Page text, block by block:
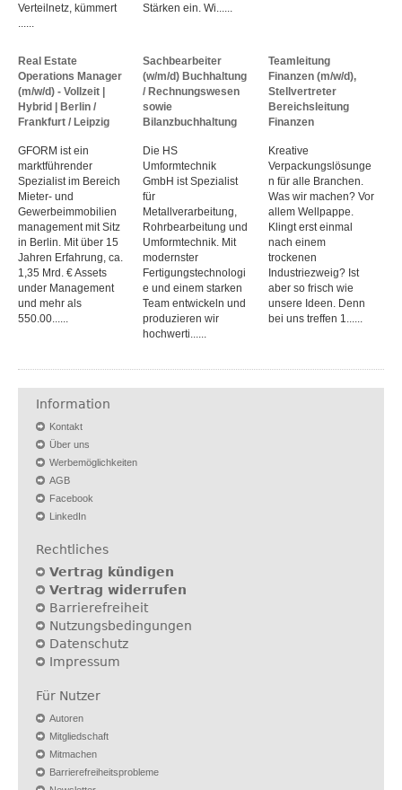
Verteilnetz, kümmert
Stärken ein. Wi......
Real Estate
Operations Manager
(m/w/d) - Vollzeit |
Hybrid | Berlin /
Frankfurt / Leipzig
GFORM ist ein
marktführender
Spezialist im Bereich
Mieter- und
Gewerbeimmobilien
management mit Sitz
in Berlin. Mit über 15
Jahren Erfahrung, ca.
1,35 Mrd. € Assets
under Management
und mehr als
550.00......
Sachbearbeiter
(w/m/d) Buchhaltung
/ Rechnungswesen
sowie
Bilanzbuchhaltung
Die HS
Umformtechnik
GmbH ist Spezialist
für
Metallverarbeitung,
Rohrbearbeitung und
Umformtechnik. Mit
modernster
Fertigungstechnologi
e und einem starken
Team entwickeln und
produzieren wir
hochwerti......
Teamleitung
Finanzen (m/w/d),
Stellvertreter
Bereichsleitung
Finanzen
Kreative
Verpackungslösunge
n für alle Branchen.
Was wir machen? Vor
allem Wellpappe.
Klingt erst einmal
nach einem
trockenen
Industriezweig? Ist
aber so frisch wie
unsere Ideen. Denn
bei uns treffen 1......
Information
Kontakt
Über uns
Werbemöglichkeiten
AGB
Facebook
LinkedIn
Rechtliches
Vertrag kündigen
Vertrag widerrufen
Barrierefreiheit
Nutzungsbedingungen
Datenschutz
Impressum
Für Nutzer
Autoren
Mitgliedschaft
Mitmachen
Barrierefreiheitsprobleme